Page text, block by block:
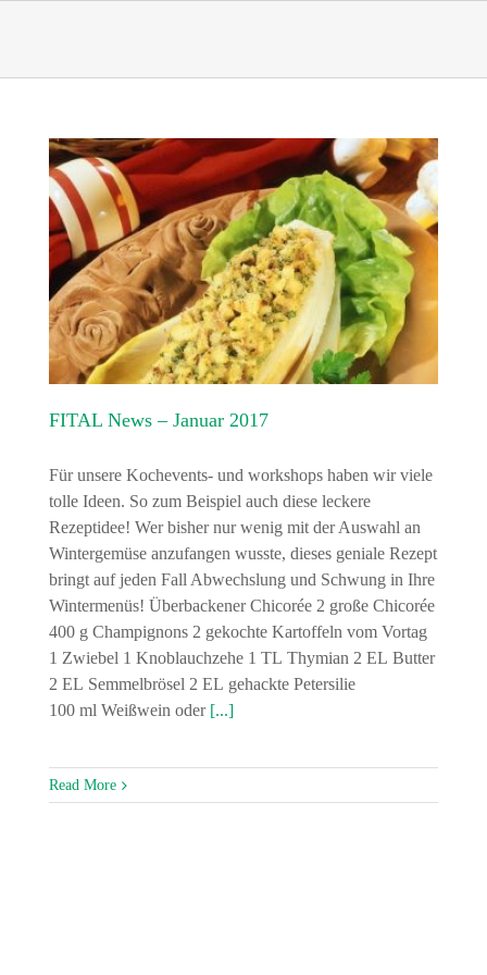
FITAL News – Januar 2017
Für unsere Kochevents- und workshops haben wir viele
tolle Ideen. So zum Beispiel auch diese leckere
Rezeptidee! Wer bisher nur wenig mit der Auswahl an
Wintergemüse anzufangen wusste, dieses geniale Rezept
bringt auf jeden Fall Abwechslung und Schwung in Ihre
Wintermenüs! Überbackener Chicorée 2 große Chicorée
400 g Champignons 2 gekochte Kartoffeln vom Vortag
1 Zwiebel 1 Knoblauchzehe 1 TL Thymian 2 EL Butter
2 EL Semmelbrösel 2 EL gehackte Petersilie
100 ml Weißwein oder [...]
Read More